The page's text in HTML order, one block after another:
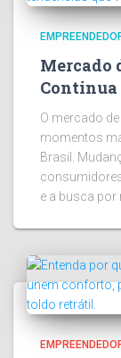
Mercado
Continua
O mercado
momentos
Brasil.
e a busca